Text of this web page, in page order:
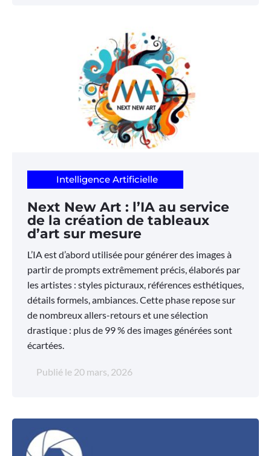
Intelligence Artificielle
Next New Art : l’IA au service
de la création de tableaux
d’art sur mesure
L’IA est d’abord utilisée pour générer des images à
partir de prompts extrêmement précis, élaborés par
les artistes : styles picturaux, références esthétiques,
détails formels, ambiances. Cette phase repose sur
de nombreux allers-retours et une sélection
drastique : plus de 99 % des images générées sont
écartées.
Publié le 20 mars, 2026